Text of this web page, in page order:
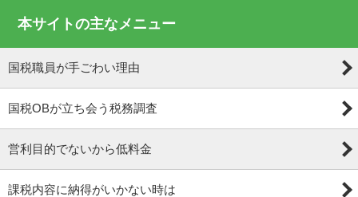
本サイトの主なメニュー
国税職員が手ごわい理由
国税OBが立ち会う税務調査
営利目的でないから低料金
課税内容に納得がいかない時は